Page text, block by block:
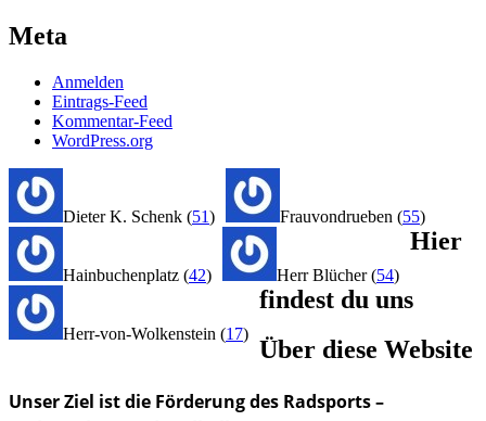
Meta
Anmelden
Eintrags-Feed
Kommentar-Feed
WordPress.org
Dieter K. Schenk (51) Frauvondrueben (55)
Hainbuchenplatz (42) Herr Blücher(54)
Herr-von-Wolkenstein (17)
Hier
findest du uns
Über diese Website
Unser Ziel ist die Förderung des Radsports –